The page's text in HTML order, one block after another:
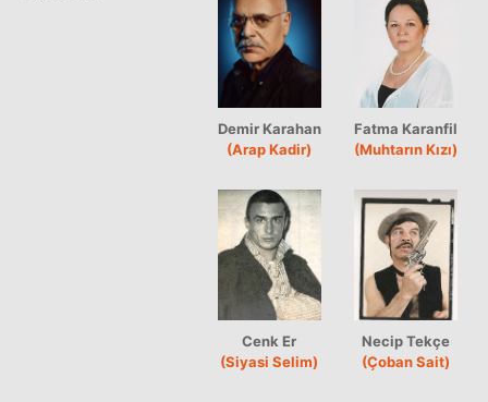
Demir Karahan
(Arap Kadir)
Fatma Karanfil
(Muhtarın Kızı)
Cenk Er
(Siyasi Selim)
Necip Tekçe
(Çoban Sait)